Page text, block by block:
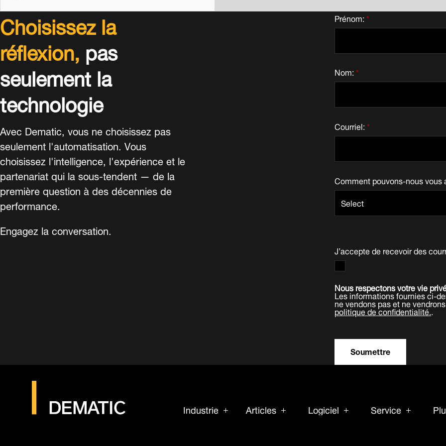
Choisissez la
réflexion,pas
seulement la
technologie
Avec Dematic, vous ne choisissez pas
seulement l'automatisation. Vous
choisissez l'intelligence, l'expérience et le
partenariat qui la sous-tendent — de la
première question à des décennies de
performance.
Engagez la conversation.
*
Prénom:
*
Nom:
*
Courriel:
Comment pouvons-nous vous
J’accepte de recevoir des
Nous respectons votre vie
Les informations fournies ci-
ne vendons pas et ne
politique de confidentialité..
Soumettre
Industrie Articles Logiciel Service